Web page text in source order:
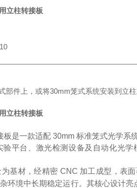
立柱转接板
件上，或将30mm笼式系统安装到立柱
立柱转接板
是一款适配 30mm 标准笼式光学系
平台、激光检测设备及自动化光
基材，经精密 CNC 加工成型，表
环境中长期稳定运行。其核心设计亮